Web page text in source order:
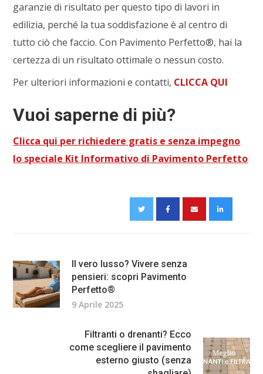
garanzie di risultato per questo tipo di lavori in
edilizia, perché la tua soddisfazione è al centro di
tutto ciò che faccio. Con Pavimento Perfetto®, hai la
certezza di un risultato ottimale o nessun costo.
Per ulteriori informazioni e contatti, CLICCA QUI
Vuoi saperne di più?
Clicca qui per richiedere gratis e senza impegno
lo speciale Kit Informativo di Pavimento Perfetto
Il vero lusso? Vivere senza
pensieri: scopri Pavimento
Perfetto®
9 Aprile 2025
Filtranti o drenanti? Ecco
come scegliere il pavimento
esterno giusto (senza